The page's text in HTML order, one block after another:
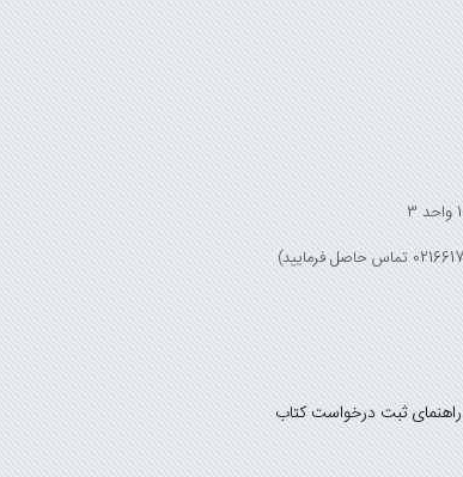
راهنمای ثبت درخواست کتاب